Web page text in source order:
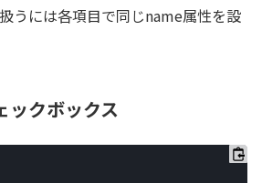
うには各項目で同じname属性を設
クボックス